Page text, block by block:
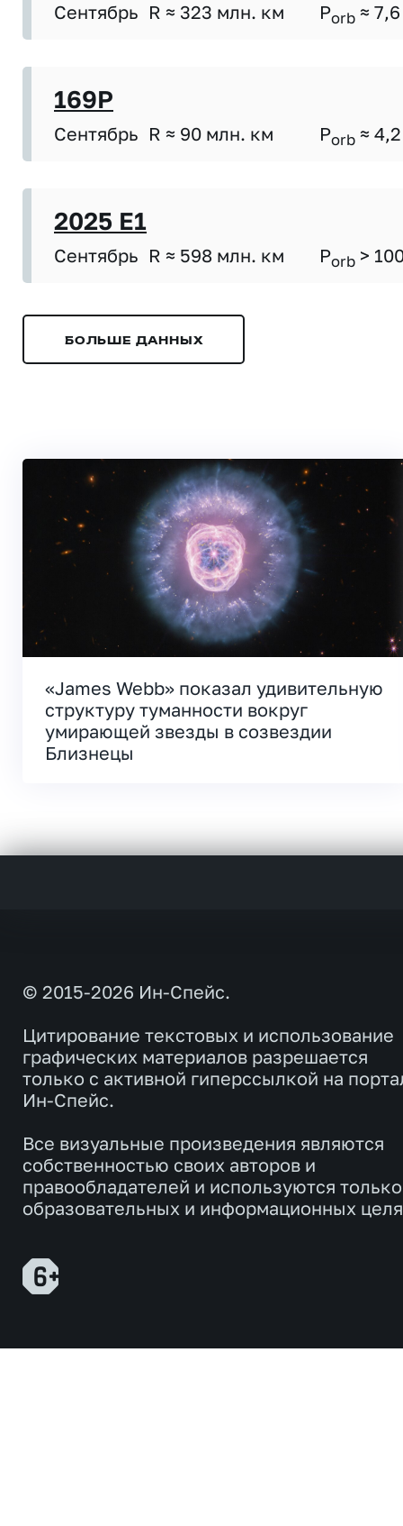
Сентябрь R ≈ 323 млн. км Porb ≈ 7,6
169P
Сентябрь R ≈ 90 млн. км Porb ≈ 4,2
2025 E1
Сентябрь R ≈ 598 млн. км Porb >
БОЛЬШЕ ДАННЫХ
«James Webb» показал удивительную
структуру туманности вокруг
умирающей звезды в созвездии
Близнецы
© 2015-2026 Ин-Спейс.
Цитирование текстовых и использование
графических материалов разрешается
только с активной гиперссылкой на
Ин-Спейс.
Все визуальные произведения являются
собственностью своих авторов и
правообладателей и используются
образовательных и информационных